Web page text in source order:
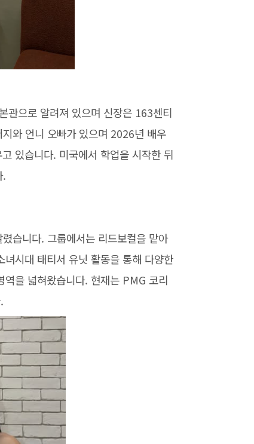
관으로 알려져 있으며 신장은 163센티
와 언니 오빠가 있으며 2026년 배우
있습니다. 미국에서 학업을 시작한 뒤
.
습니다. 그룹에서는 리드보컬을 맡아
시대 태티서 유닛 활동을 통해 다양한
을 넓혀왔습니다. 현재는 PMG 코리